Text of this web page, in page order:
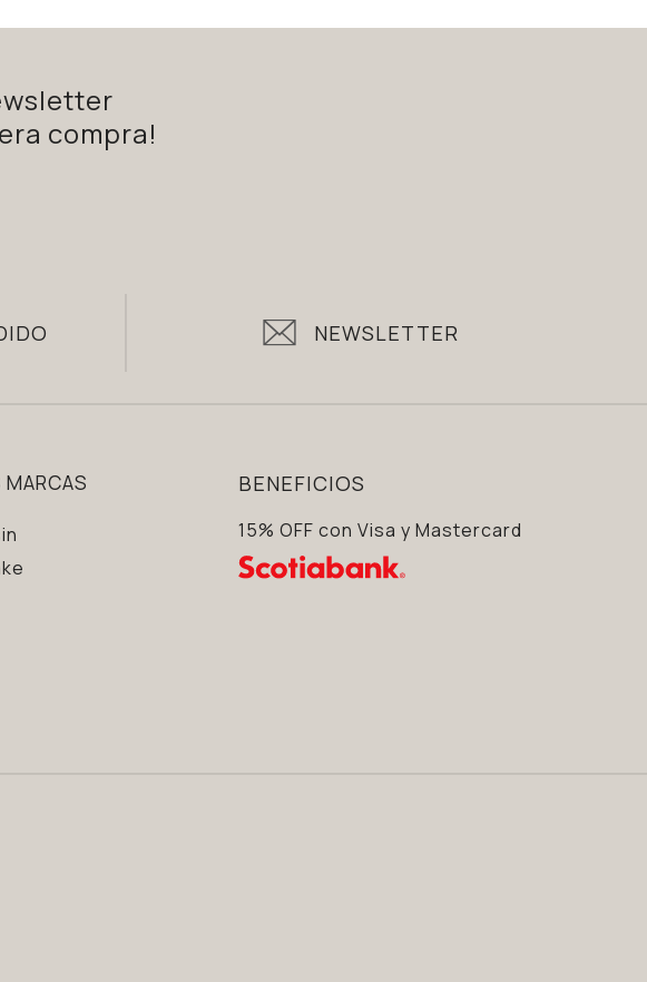
compra!
NEWSLETTER
BENEFICIOS
15% OFF con Visa y Mastercard